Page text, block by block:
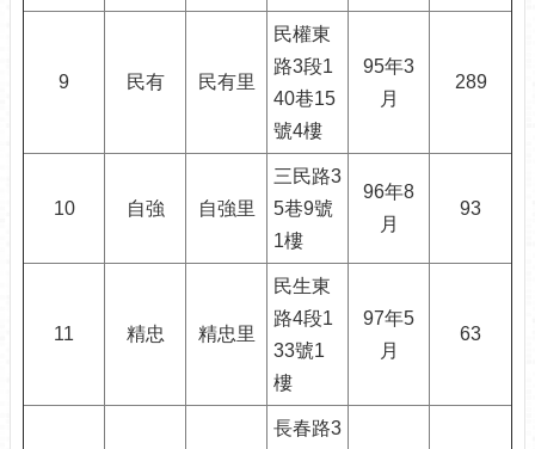
專
開
9 民有 民有里
民權東
路3段1
40巷15
號4樓
95年3
月
289
10 自強 自強里
三民路3
5巷9號
1樓
96年8
月
93
11 精忠 精忠里
民生東
路4段1
33號1
樓
97年5
月
63
長春路3